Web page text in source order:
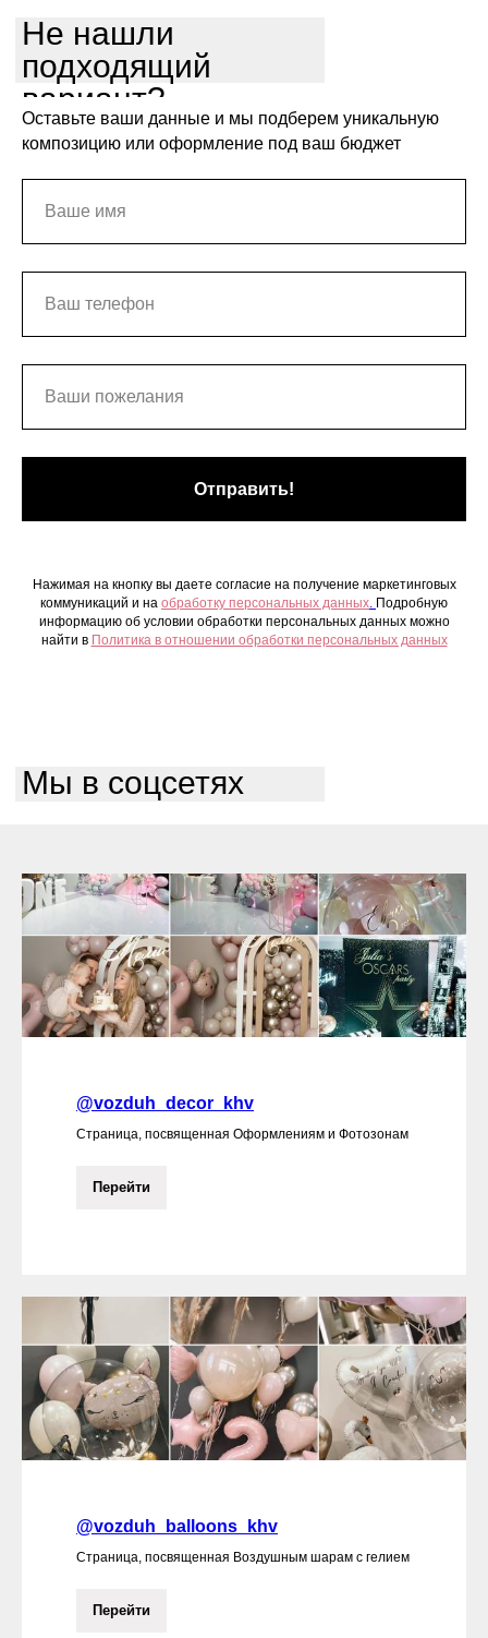
Не нашли
подходящий
вариант?
Оставьте ваши данные и мы подберем уникальную
композицию или оформление под ваш бюджет
Отправить!
Нажимая на кнопку вы даете согласие на получение маркетинговых
коммуникаций и на обработку персональных данных. Подробную
информацию об условии обработки персональных данных можно
найти в Политика в отношении обработки персональных данных
Мы в соцсетях
@vozduh_decor_khv
Страница, посвященная Оформлениям и Фотозонам
Перейти
@vozduh_balloons_khv
Страница, посвященная Воздушным шарам с гелием
Перейти